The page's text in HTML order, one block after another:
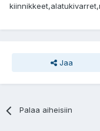
Jaa
Palaa aiheisiin